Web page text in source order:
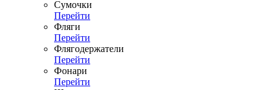
Сумочки
Перейти
Фляги
Перейти
Флягодержатели
Перейти
Фонари
Перейти